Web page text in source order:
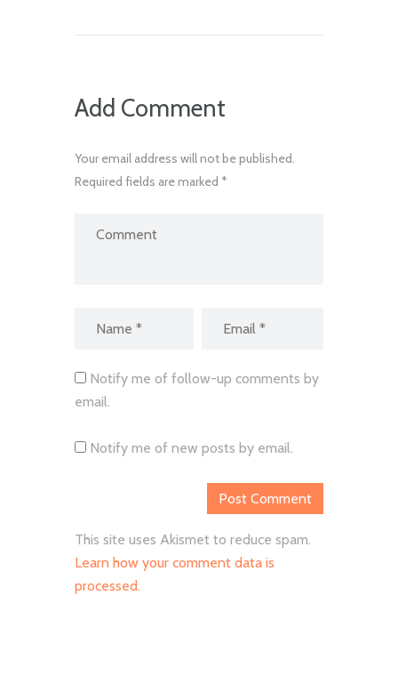
Add Comment
Your email address will not be published.
Required fields are marked *
Notify me of follow-up comments by
email.
Notify me of new posts by email.
This site uses Akismet to reduce spam.
Learn how your comment data is
processed.